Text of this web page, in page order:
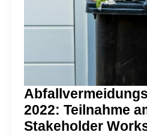
2022: Teilnahme
Stakeholder